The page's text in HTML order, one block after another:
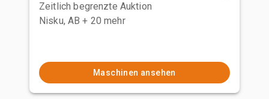
Zeitlich begrenzte Auktion
Nisku, AB + 20 mehr
Maschinen ansehen